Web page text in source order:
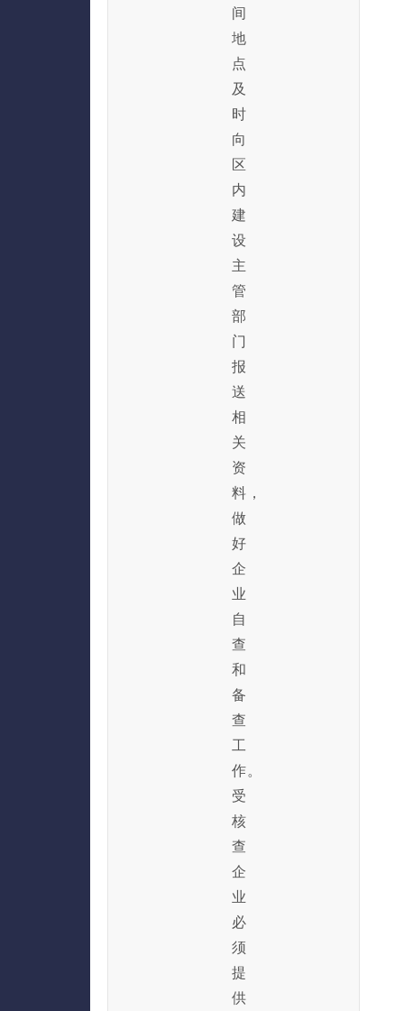
间
地
点
及
时
向
区
内
建
设
主
管
部
门
报
送
相
关
资
料，
做
好
企
业
自
查
和
备
查
工
作。
受
核
查
企
业
必
须
提
供